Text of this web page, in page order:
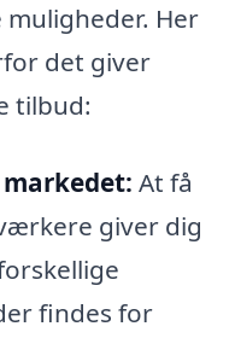
Her
det giver
tilbud:
At få
giver dig
findes for